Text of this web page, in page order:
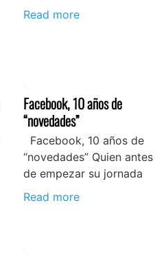
Read more
Facebook, 10 años de
“novedades”
Facebook, 10 años de
“novedades” Quien antes
de empezar su jornada
Read more